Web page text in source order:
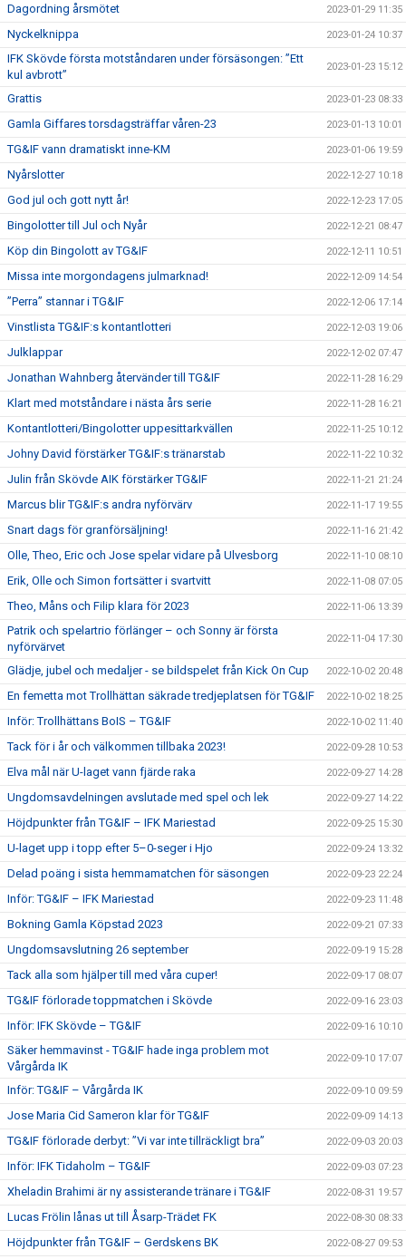
Dagordning årsmötet 2023-01-29 11:35
Nyckelknippa 2023-01-24 10:37
IFK Skövde första motståndaren under försäsongen: ”Ett
kul avbrott”
2023-01-23 15:12
Grattis 2023-01-23 08:33
Gamla Giffares torsdagsträffar våren-23 2023-01-13 10:01
TG&IF vann dramatiskt inne-KM 2023-01-06 19:59
Nyårslotter 2022-12-27 10:18
God jul och gott nytt år! 2022-12-23 17:05
Bingolotter till Jul och Nyår 2022-12-21 08:47
Köp din Bingolott av TG&IF 2022-12-11 10:51
Missa inte morgondagens julmarknad! 2022-12-09 14:54
”Perra” stannar i TG&IF 2022-12-06 17:14
Vinstlista TG&IF:s kontantlotteri 2022-12-03 19:06
Julklappar 2022-12-02 07:47
Jonathan Wahnberg återvänder till TG&IF 2022-11-28 16:29
Klart med motståndare i nästa års serie 2022-11-28 16:21
Kontantlotteri/Bingolotter uppesittarkvällen 2022-11-25 10:12
Johny David förstärker TG&IF:s tränarstab 2022-11-22 10:32
Julin från Skövde AIK förstärker TG&IF 2022-11-21 21:24
Marcus blir TG&IF:s andra nyförvärv 2022-11-17 19:55
Snart dags för granförsäljning! 2022-11-16 21:42
Olle, Theo, Eric och Jose spelar vidare på Ulvesborg 2022-11-10 08:10
Erik, Olle och Simon fortsätter i svartvitt 2022-11-08 07:05
Theo, Måns och Filip klara för 2023 2022-11-06 13:39
Patrik och spelartrio förlänger – och Sonny är första
nyförvärvet
2022-11-04 17:30
Glädje, jubel och medaljer - se bildspelet från Kick On Cup 2022-10-02 20:48
En femetta mot Trollhättan säkrade tredjeplatsen för TG&IF 2022-10-02 18:25
Inför: Trollhättans BoIS – TG&IF 2022-10-02 11:40
Tack för i år och välkommen tillbaka 2023! 2022-09-28 10:53
Elva mål när U-laget vann fjärde raka 2022-09-27 14:28
Ungdomsavdelningen avslutade med spel och lek 2022-09-27 14:22
Höjdpunkter från TG&IF – IFK Mariestad 2022-09-25 15:30
U-laget upp i topp efter 5–0-seger i Hjo 2022-09-24 13:32
Delad poäng i sista hemmamatchen för säsongen 2022-09-23 22:24
Inför: TG&IF – IFK Mariestad 2022-09-23 11:48
Bokning Gamla Köpstad 2023 2022-09-21 07:33
Ungdomsavslutning 26 september 2022-09-19 15:28
Tack alla som hjälper till med våra cuper! 2022-09-17 08:07
TG&IF förlorade toppmatchen i Skövde 2022-09-16 23:03
Inför: IFK Skövde – TG&IF 2022-09-16 10:10
Säker hemmavinst - TG&IF hade inga problem mot
Vårgårda IK
2022-09-10 17:07
Inför: TG&IF – Vårgårda IK 2022-09-10 09:59
Jose Maria Cid Sameron klar för TG&IF 2022-09-09 14:13
TG&IF förlorade derbyt: ”Vi var inte tillräckligt bra” 2022-09-03 20:03
Inför: IFK Tidaholm – TG&IF 2022-09-03 07:23
Xheladin Brahimi är ny assisterande tränare i TG&IF 2022-08-31 19:57
Lucas Frölin lånas ut till Åsarp-Trädet FK 2022-08-30 08:33
Höjdpunkter från TG&IF – Gerdskens BK 2022-08-27 09:53